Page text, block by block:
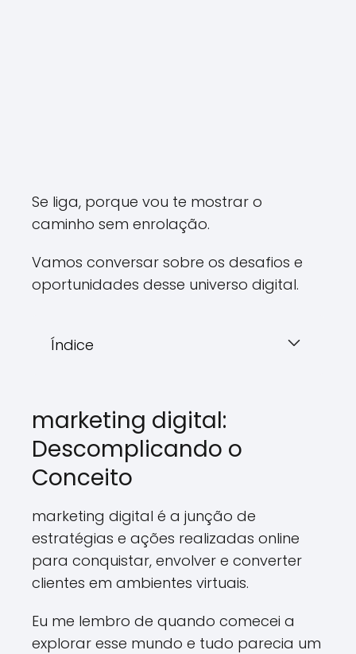
Se liga, porque vou te mostrar o
caminho sem enrolação.
Vamos conversar sobre os desafios e
oportunidades desse universo digital.
Índice
marketing digital:
Descomplicando o
Conceito
marketing digital é a junção de
estratégias e ações realizadas online
para conquistar, envolver e converter
clientes em ambientes virtuais.
Eu me lembro de quando comecei a
explorar esse mundo e tudo parecia um